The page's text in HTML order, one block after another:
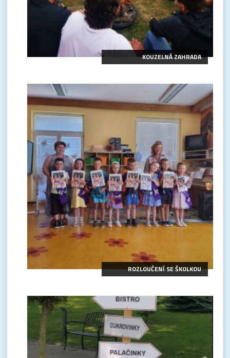
KOUZELNÁ ZAHRADA
ROZLOUČENÍ SE ŠKOLKOU